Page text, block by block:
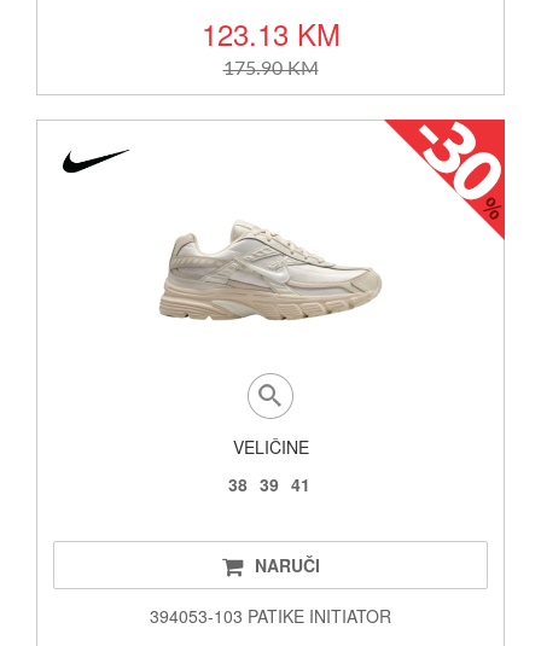
123.13 KM
175.90 KM
VELIČINE
38 39 41
NARUČI
394053-103 PATIKE INITIATOR